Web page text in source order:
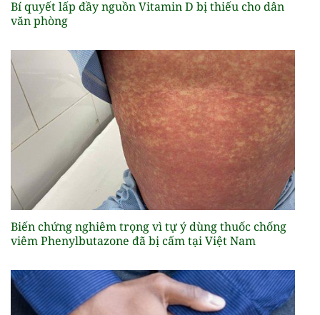
Bí quyết lấp đầy nguồn Vitamin D bị thiếu cho dân
văn phòng
Biến chứng nghiêm trọng vì tự ý dùng thuốc chống
viêm Phenylbutazone đã bị cấm tại Việt Nam